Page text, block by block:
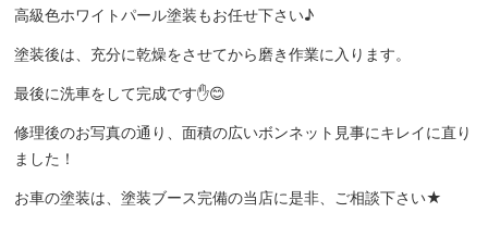
高級色ホワイトパール塗装もお任せ下さい♪
塗装後は、充分に乾燥をさせてから磨き作業に入ります。
最後に洗車をして完成です✋😊
修理後のお写真の通り、面積の広いボンネット見事にキレイに直り
ました！
お車の塗装は、塗装ブース完備の当店に是非、ご相談下さい★